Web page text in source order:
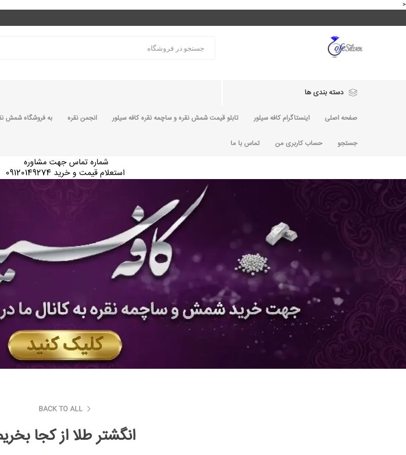
<
دسته بندی ها
صفحه اصلی اینستاگرام کافه سیلور تابلو قیمت شمش نقره و ساچمه نقره کافه سیلور انجمن نقره به فروشگاه شمش
جستجو حساب کاربری من تماس با ما
شماره تماس جهت مشاوره
استعلام قیمت و خرید 09120149274
BACK TO ALL
انگشتر طلا از کجا